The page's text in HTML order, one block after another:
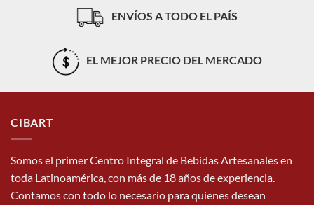
ENVÍOS A TODO EL PAÍS
EL MEJOR PRECIO DEL MERCADO
CIBART
Somos el primer Centro Integral de Bebidas Artesanales en
toda Latinoamérica, con más de 18 años de experiencia.
Contamos con todo lo necesario para quienes desean